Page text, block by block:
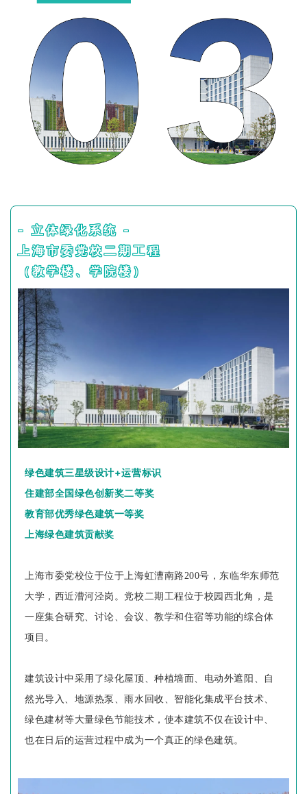
- 立体绿化系统 -
上海市委党校二期工程
（教学楼、学院楼）
绿色建筑三星级设计+运营标识
住建部全国绿色创新奖二等奖
教育部优秀绿色建筑一等奖
上海绿色建筑贡献奖
上海市委党校位于位于上海虹漕南路200号，东临华东师范
大学，西近漕河泾岗。党校二期工程位于校园西北角，是
一座集合研究、讨论、会议、教学和住宿等功能的综合体
项目。
建筑设计中采用了绿化屋顶、种植墙面、电动外遮阳、自
然光导入、地源热泵、雨水回收、智能化集成平台技术、
绿色建材等大量绿色节能技术，使本建筑不仅在设计中、
也在日后的运营过程中成为一个真正的绿色建筑。